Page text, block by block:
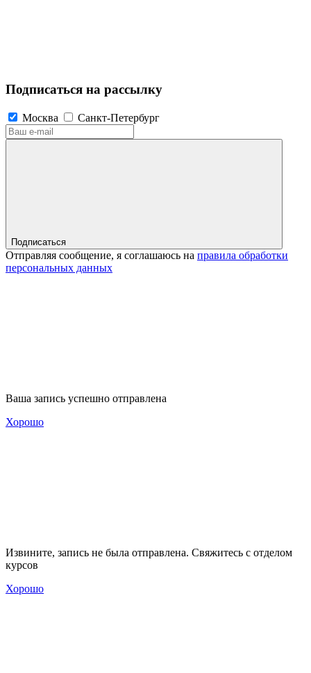
Подписаться на рассылку
Москва Санкт-Петербург
Подписаться
Отправляя сообщение, я соглашаюсь на правила обработки
персональных данных
Ваша запись успешно отправлена
Хорошо
Извините, запись не была отправлена. Свяжитесь с отделом
курсов
Хорошо